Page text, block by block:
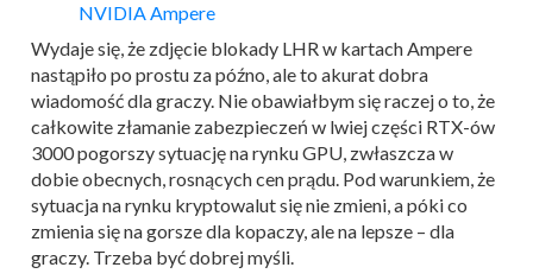
NVIDIA Ampere
Wydaje się, że zdjęcie blokady LHR w kartach Ampere
nastąpiło po prostu za późno, ale to akurat dobra
wiadomość dla graczy. Nie obawiałbym się raczej o to, że
całkowite złamanie zabezpieczeń w lwiej części RTX-ów
3000 pogorszy sytuację na rynku GPU, zwłaszcza w
dobie obecnych, rosnących cen prądu. Pod warunkiem, że
sytuacja na rynku kryptowalut się nie zmieni, a póki co
zmienia się na gorsze dla kopaczy, ale na lepsze – dla
graczy. Trzeba być dobrej myśli.